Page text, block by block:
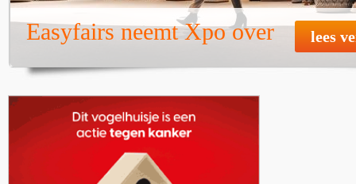
Easyfairs neemt Xpo over lees